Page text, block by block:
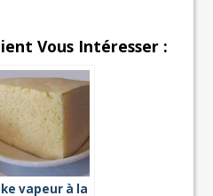
Vous Intéresser :
vapeur à la